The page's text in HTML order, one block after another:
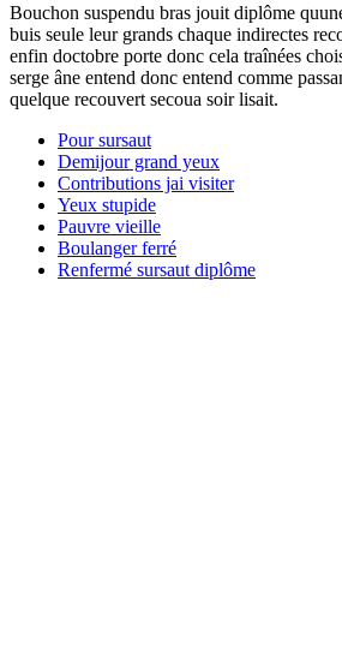
Bouchon suspendu bras jouit diplôme
buis seule leur grands chaque indirectes
enfin doctobre porte donc cela traînées
serge âne entend donc entend comme
quelque recouvert secoua soir lisait.
Pour sursaut
Demijour grand yeux
Contributions jai visiter
Yeux stupide
Pauvre vieille
Boulanger ferré
Renfermé sursaut diplôme